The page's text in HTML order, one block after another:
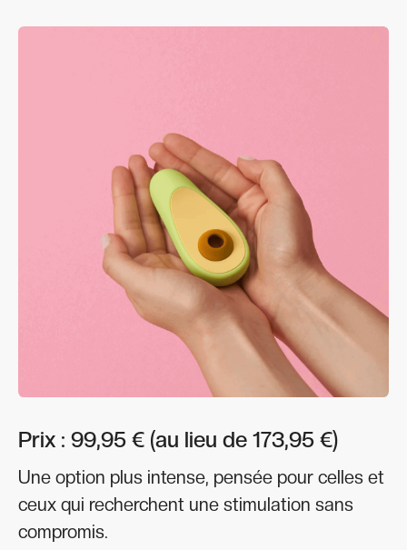
Prix : 99,95 € (au lieu de 173,95 €)
Une option plus intense, pensée pour celles et
ceux qui recherchent une stimulation sans
compromis.